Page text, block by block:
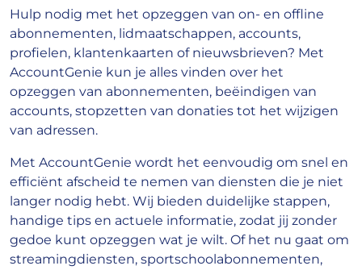
Hulp nodig met het opzeggen van on- en offline
abonnementen, lidmaatschappen, accounts,
profielen, klantenkaarten of nieuwsbrieven? Met
AccountGenie kun je alles vinden over het
opzeggen van abonnementen, beëindigen van
accounts, stopzetten van donaties tot het wijzigen
van adressen.
Met AccountGenie wordt het eenvoudig om snel en
efficiënt afscheid te nemen van diensten die je niet
langer nodig hebt. Wij bieden duidelijke stappen,
handige tips en actuele informatie, zodat jij zonder
gedoe kunt opzeggen wat je wilt. Of het nu gaat om
streamingdiensten, sportschoolabonnementen,